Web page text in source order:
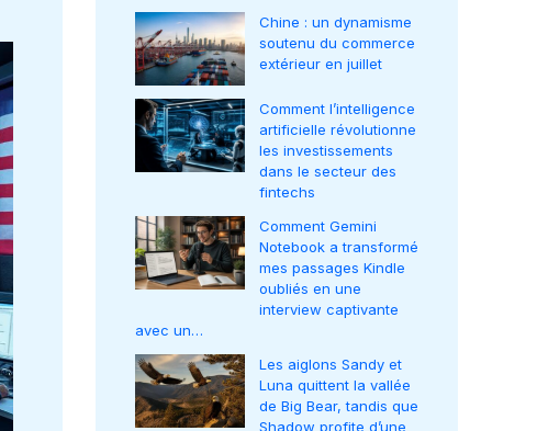
Chine : un dynamisme
soutenu du commerce
extérieur en juillet
Comment l’intelligence
artificielle révolutionne
les investissements
dans le secteur des
fintechs
Comment Gemini
Notebook a transformé
mes passages Kindle
oubliés en une
interview captivante
avec un…
Les aiglons Sandy et
Luna quittent la vallée
de Big Bear, tandis que
Shadow profite d’une